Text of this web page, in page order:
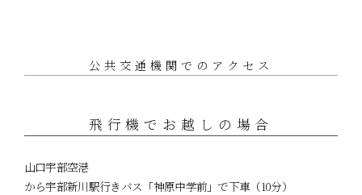
公共交通機関でのアクセス
飛行機でお越しの場合
山口宇部空港
から宇部新川駅行きバス「神原中学前」で下車（10分）